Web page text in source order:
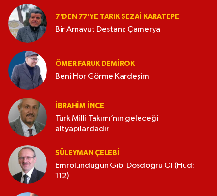
7'DEN 77'YE TARIK SEZAI KARATEPE
Bir Arnavut Destanı: Çamerya
ÖMER FARUK DEMIROK
Beni Hor Görme Kardeşim
İBRAHIM İNCE
Türk Milli Takımı’nın geleceği
altyapılardadır
SÜLEYMAN ÇELEBI
Emrolunduğun Gibi Dosdoğru Ol (Hud:
112)